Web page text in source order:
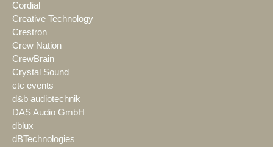
Cordial
Creative Technology
Crestron
Crew Nation
CrewBrain
Crystal Sound
ctc events
d&b audiotechnik
DAS Audio GmbH
dblux
dBTechnologies